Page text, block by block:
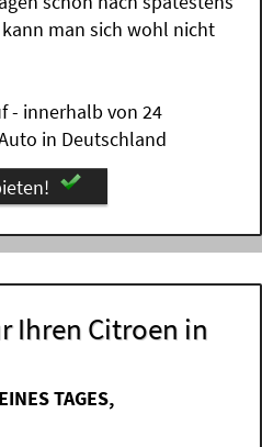
man sich wohl nicht
- innerhalb von 24
in Deutschland
Ihren Citroen in
TAGES,